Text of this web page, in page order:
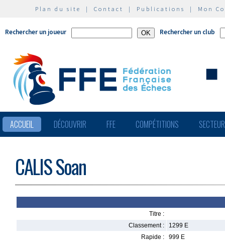
Plan du site | Contact | Publications | Mon
Rechercher un joueur Rechercher un club
ACCUEIL DÉCOUVRIR FFE COMPÉTITIONS
CALIS Soan
Titre :
Classement :
1299 E
Rapide :
999 E